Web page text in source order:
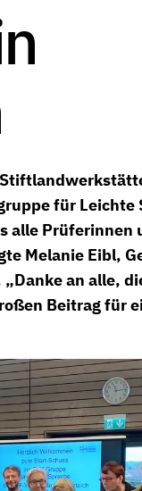
für Leichte
alle Prüferinnen
Melanie Eibl,
an alle,
Beitrag für